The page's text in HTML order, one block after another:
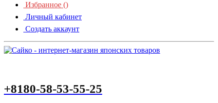
Избранное ()
Личный кабинет
Создать аккаунт
+8180-58-53-55-25